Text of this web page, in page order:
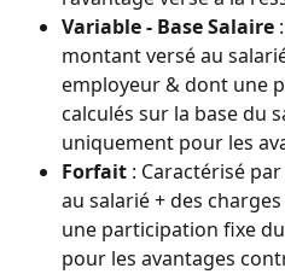
Variable - Base Salaire
montant versé au
employeur & dont une
calculés sur la base du
uniquement pour les
Forfait : Caractérisé
au salarié + des
une participation fixe
pour les avantages